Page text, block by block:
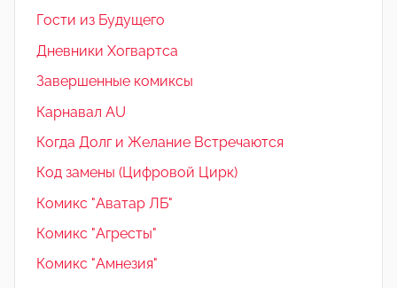
Гости из Будущего
Дневники Хогвартса
Завершенные комиксы
Карнавал AU
Когда Долг и Желание Встречаются
Код замены (Цифровой Цирк)
Комикс "Аватар ЛБ"
Комикс "Агресты"
Комикс "Амнезия"